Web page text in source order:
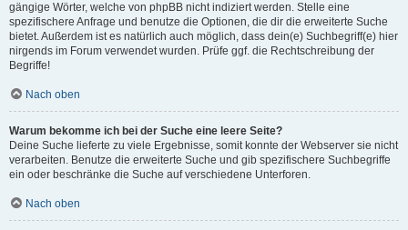
gängige Wörter, welche von phpBB nicht indiziert werden. Stelle eine
spezifischere Anfrage und benutze die Optionen, die dir die erweiterte Suche
bietet. Außerdem ist es natürlich auch möglich, dass dein(e) Suchbegriff(e) hier
nirgends im Forum verwendet wurden. Prüfe ggf. die Rechtschreibung der
Begriffe!
Nach oben
Warum bekomme ich bei der Suche eine leere Seite?
Deine Suche lieferte zu viele Ergebnisse, somit konnte der Webserver sie nicht
verarbeiten. Benutze die erweiterte Suche und gib spezifischere Suchbegriffe
ein oder beschränke die Suche auf verschiedene Unterforen.
Nach oben